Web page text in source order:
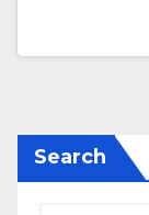
Search